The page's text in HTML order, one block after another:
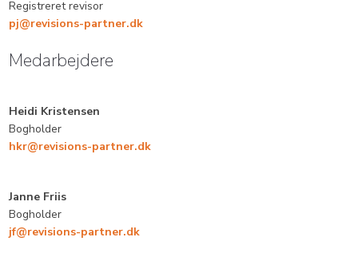
Registreret revisor
pj@revisions-partner.dk
Medarbejdere​
Heidi Kristensen
Bogholder
hkr@revisions-partner.dk
Janne Friis
Bogholder
jf@revisions-partner.dk